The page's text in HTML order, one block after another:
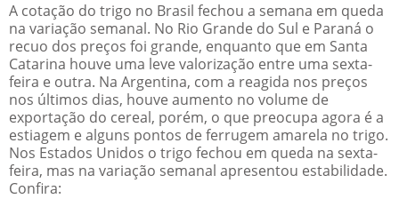
A cotação do trigo no Brasil fechou a semana em queda
na variação semanal. No Rio Grande do Sul e Paraná o
recuo dos preços foi grande, enquanto que em Santa
Catarina houve uma leve valorização entre uma sexta-
feira e outra. Na Argentina, com a reagida nos preços
nos últimos dias, houve aumento no volume de
exportação do cereal, porém, o que preocupa agora é a
estiagem e alguns pontos de ferrugem amarela no trigo.
Nos Estados Unidos o trigo fechou em queda na sexta-
feira, mas na variação semanal apresentou estabilidade.
Confira: